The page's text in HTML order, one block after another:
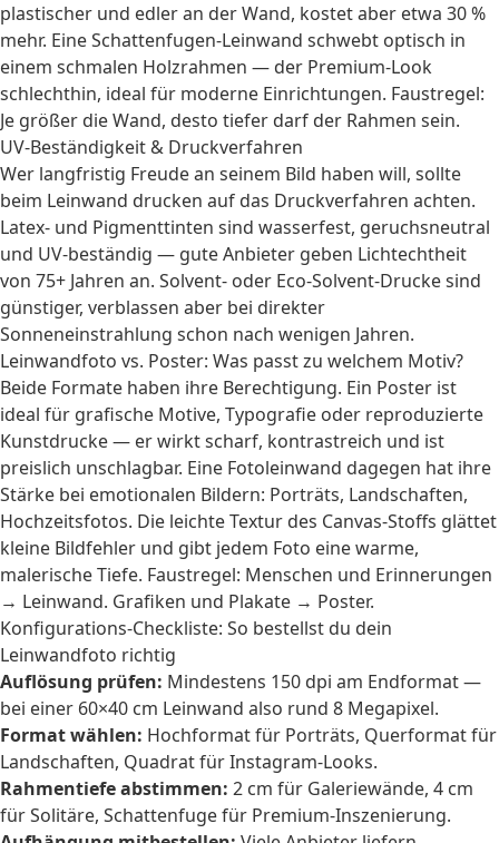
plastischer und edler an der Wand, kostet aber etwa 30 %
mehr. Eine Schattenfugen-Leinwand schwebt optisch in
einem schmalen Holzrahmen — der Premium-Look
schlechthin, ideal für moderne Einrichtungen. Faustregel:
Je größer die Wand, desto tiefer darf der Rahmen sein.
UV-Beständigkeit & Druckverfahren
Wer langfristig Freude an seinem Bild haben will, sollte
beim Leinwand drucken auf das Druckverfahren achten.
Latex- und Pigmenttinten sind wasserfest, geruchsneutral
und UV-beständig — gute Anbieter geben Lichtechtheit
von 75+ Jahren an. Solvent- oder Eco-Solvent-Drucke sind
günstiger, verblassen aber bei direkter
Sonneneinstrahlung schon nach wenigen Jahren.
Leinwandfoto vs. Poster: Was passt zu welchem Motiv?
Beide Formate haben ihre Berechtigung. Ein Poster ist
ideal für grafische Motive, Typografie oder reproduzierte
Kunstdrucke — er wirkt scharf, kontrastreich und ist
preislich unschlagbar. Eine Fotoleinwand dagegen hat ihre
Stärke bei emotionalen Bildern: Porträts, Landschaften,
Hochzeitsfotos. Die leichte Textur des Canvas-Stoffs glättet
kleine Bildfehler und gibt jedem Foto eine warme,
malerische Tiefe. Faustregel: Menschen und Erinnerungen
→ Leinwand. Grafiken und Plakate → Poster.
Konfigurations-Checkliste: So bestellst du dein
Leinwandfoto richtig
Auflösung prüfen: Mindestens 150 dpi am Endformat —
bei einer 60×40 cm Leinwand also rund 8 Megapixel.
Format wählen: Hochformat für Porträts, Querformat für
Landschaften, Quadrat für Instagram-Looks.
Rahmentiefe abstimmen: 2 cm für Galeriewände, 4 cm
für Solitäre, Schattenfuge für Premium-Inszenierung.